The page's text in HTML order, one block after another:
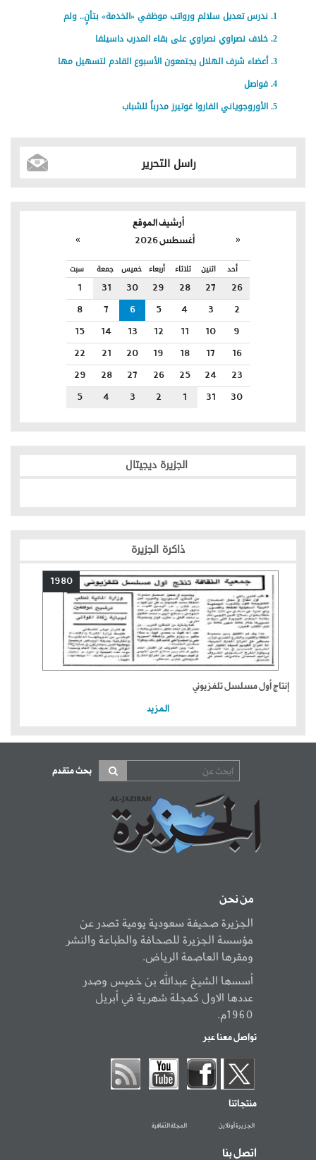
ندرس تعديل سلالم ورواتب موظفي «الخدمة» بتأنٍ.. ولم
خلاف نصراوي نصراوي على بقاء المدرب داسيلفا
أعضاء شرف الهلال يجتمعون الأسبوع القادم لتسهيل مها
فواصل
الأوروجوياني الفاروا غوتيرز مدرباً للشباب
راسل التحرير
أرشيف الموقع
«
» أغسطس 2026
أحد اثنين ثلاثاء أربعاء خميس جمعة سبت
26
27
28
29
30
31
1
2
3
4
5
6
7
8
9
10
11
12
13
14
15
16
17
18
19
20
21
22
23
24
25
26
27
28
29
30
31
1
2
3
4
5
الجزيرة ديجيتال
ذاكرة الجزيرة
1980
إنتاج أول مسلسل تلفزيوني
المزيد
بحث متقدم
من نحن
الجزيرة صحيفة سعودية يومية تصدر عن
مؤسسة الجزيرة للصحافة والطباعة والنشر
ومقرها العاصمة الرياض.
أسسها الشيخ عبدالله بن خميس وصدر
عددها الاول كمجلة شهرية في أبريل
1960م.
تواصل معنا عبر
منتجاتنا
الجزيرة أونلاين المجلة الثقافية
اتصل بنا